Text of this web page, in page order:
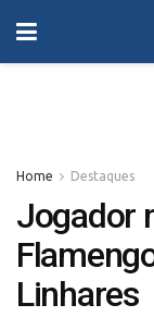
Home Destaques
Jogador
Linhares